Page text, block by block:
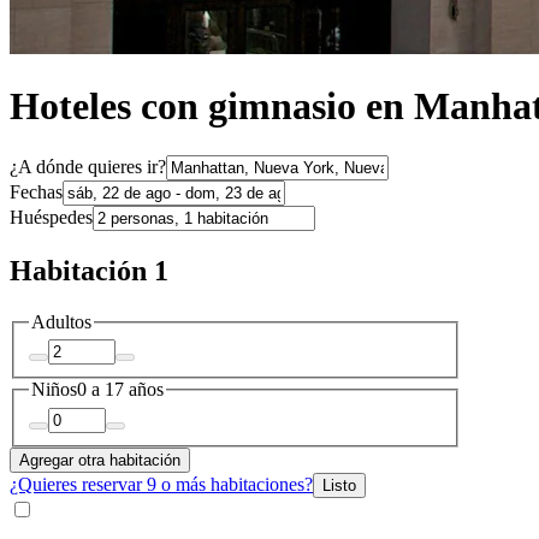
Hoteles con gimnasio en
¿A dónde quieres ir?
Fechas
Huéspedes
Habitación 1
Adultos
Niños0 a 17 años
Agregar otra habitación
¿Quieres reservar 9 o más habitaciones? Listo